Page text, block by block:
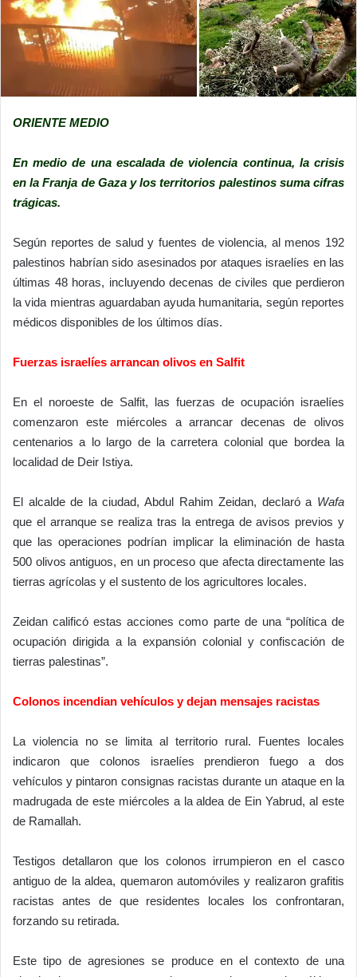
ORIENTE MEDIO
En medio de una escalada de violencia continua, la crisis
en la Franja de Gaza y los territorios palestinos suma cifras
trágicas.
Según reportes de salud y fuentes de violencia, al menos 192
palestinos habrían sido asesinados por ataques israelíes en las
últimas 48 horas, incluyendo decenas de civiles que perdieron
la vida mientras aguardaban ayuda humanitaria, según reportes
médicos disponibles de los últimos días.
Fuerzas israelíes arrancan olivos en Salfit
En el noroeste de Salfit, las fuerzas de ocupación israelíes
comenzaron este miércoles a arrancar decenas de olivos
centenarios a lo largo de la carretera colonial que bordea la
localidad de Deir Istiya.
El alcalde de la ciudad, Abdul Rahim Zeidan, declaró a Wafa
que el arranque se realiza tras la entrega de avisos previos y
que las operaciones podrían implicar la eliminación de hasta
500 olivos antiguos, en un proceso que afecta directamente las
tierras agrícolas y el sustento de los agricultores locales.
Zeidan calificó estas acciones como parte de una “política de
ocupación dirigida a la expansión colonial y confiscación de
tierras palestinas”.
Colonos incendian vehículos y dejan mensajes racistas
La violencia no se limita al territorio rural. Fuentes locales
indicaron que colonos israelíes prendieron fuego a dos
vehículos y pintaron consignas racistas durante un ataque en la
madrugada de este miércoles a la aldea de Ein Yabrud, al este
de Ramallah.
Testigos detallaron que los colonos irrumpieron en el casco
antiguo de la aldea, quemaron automóviles y realizaron grafitis
racistas antes de que residentes locales los confrontaran,
forzando su retirada.
Este tipo de agresiones se produce en el contexto de una